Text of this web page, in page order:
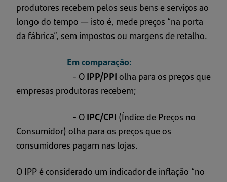
produtores recebem pelos seus bens e serviços ao
longo do tempo — isto é, mede preços “na porta
da fábrica”, sem impostos ou margens de retalho.
Em comparação:
- OIPP/PPIolha para os preços que
empresas produtoras recebem;
- OIPC/CPI (Índice de Preços no
Consumidor) olha para os preços que os
consumidores pagam nas lojas.
O IPP é considerado um indicador de inflação “no